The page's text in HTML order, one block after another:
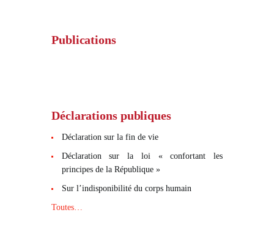
Publications
Déclarations publiques
Déclaration sur la fin de vie
Déclaration sur la loi « confortant les
principes de la République »
Sur l’indisponibilité du corps humain
Toutes…